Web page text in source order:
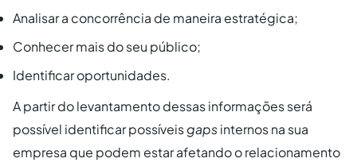
Analisar a concorrência de maneira estratégica;
Conhecer mais do seu público;
Identificar oportunidades.
A partir do levantamento dessas informações será
possível identificar possíveisgapsinternos na sua
empresa que podem estar afetando o relacionamento